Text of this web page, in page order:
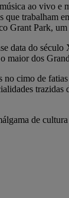
ao vivo
trabalham
Grant Park,
data do
maior dos
cimo de fatias
trazidas
de